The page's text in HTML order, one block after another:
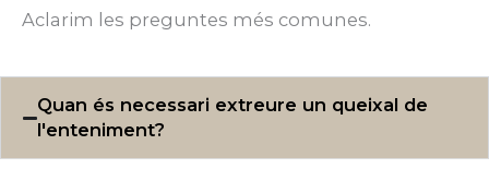
Aclarim les preguntes més comunes.
Quan és necessari extreure un queixal de
l'enteniment?